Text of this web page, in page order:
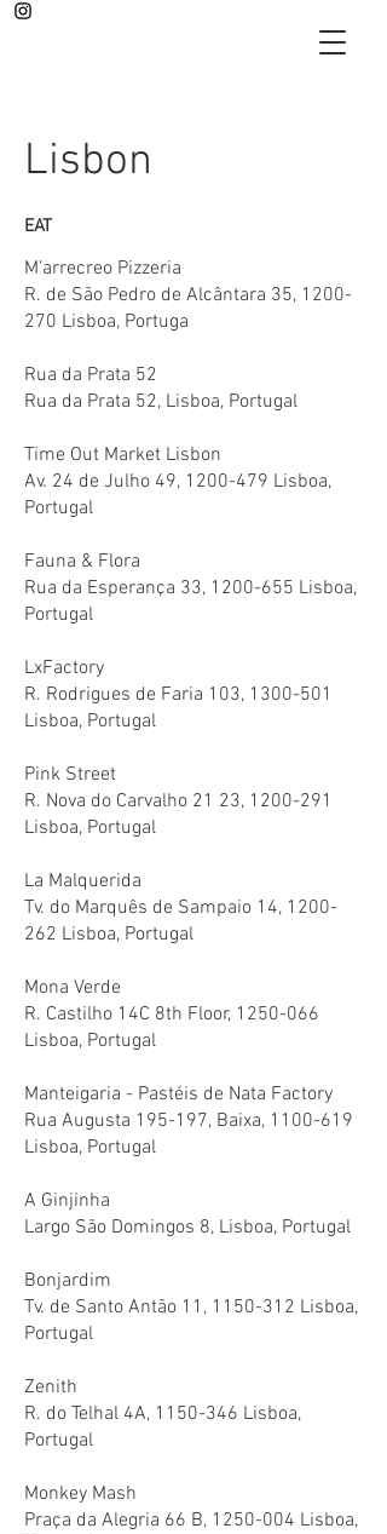
Lisbon
EAT
M’arrecreo Pizzeria
R. de São Pedro de Alcântara 35, 1200-
270 Lisboa, Portuga
Rua da Prata 52
Rua da Prata 52, Lisboa, Portugal
Time Out Market Lisbon
Av. 24 de Julho 49, 1200-479 Lisboa,
Portugal
Fauna & Flora
Rua da Esperança 33, 1200-655 Lisboa,
Portugal
LxFactory
R. Rodrigues de Faria 103, 1300-501
Lisboa, Portugal
Pink Street
R. Nova do Carvalho 21 23, 1200-291
Lisboa, Portugal
La Malquerida
Tv. do Marquês de Sampaio 14, 1200-
262 Lisboa, Portugal
Mona Verde
R. Castilho 14C 8th Floor, 1250-066
Lisboa, Portugal
Manteigaria - Pastéis de Nata Factory
Rua Augusta 195-197, Baixa, 1100-619
Lisboa, Portugal
A Ginjinha
Largo São Domingos 8, Lisboa, Portugal
Bonjardim
Tv. de Santo Antão 11, 1150-312 Lisboa,
Portugal
Zenith
R. do Telhal 4A, 1150-346 Lisboa,
Portugal
Monkey Mash
Praça da Alegria 66 B, 1250-004 Lisboa,